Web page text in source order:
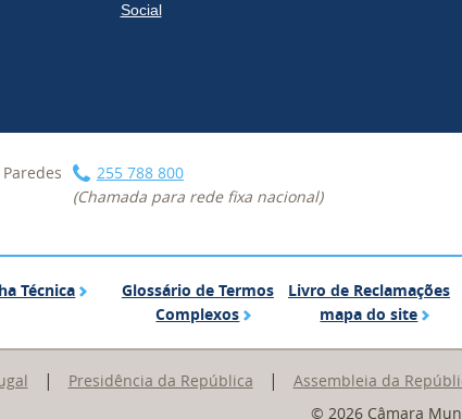
Social
255 788 800
(Chamada para rede fixa nacional)
Ficha Técnica
Técnica Glossário de Termos Complexos
Glossário de Termos
Complexos
Livro de
Livro de Reclamações
mapa do site
mapa do site
| Presidência da República | Assembleia da
© 2026 Câmara